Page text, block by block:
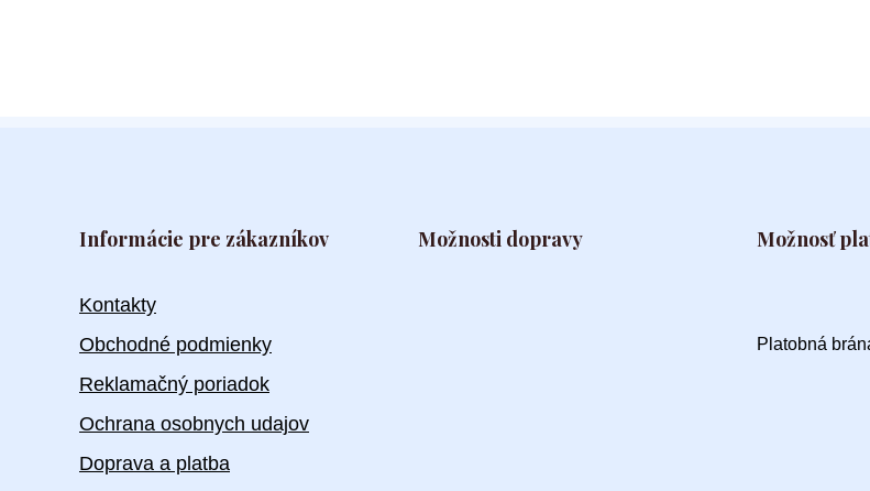
Informácie pre zákazníkov
Kontakty
Obchodné podmienky
Reklamačný poriadok
Ochrana osobnych udajov
Doprava a platba
Možnosti dopravy Možnosť
Platobná